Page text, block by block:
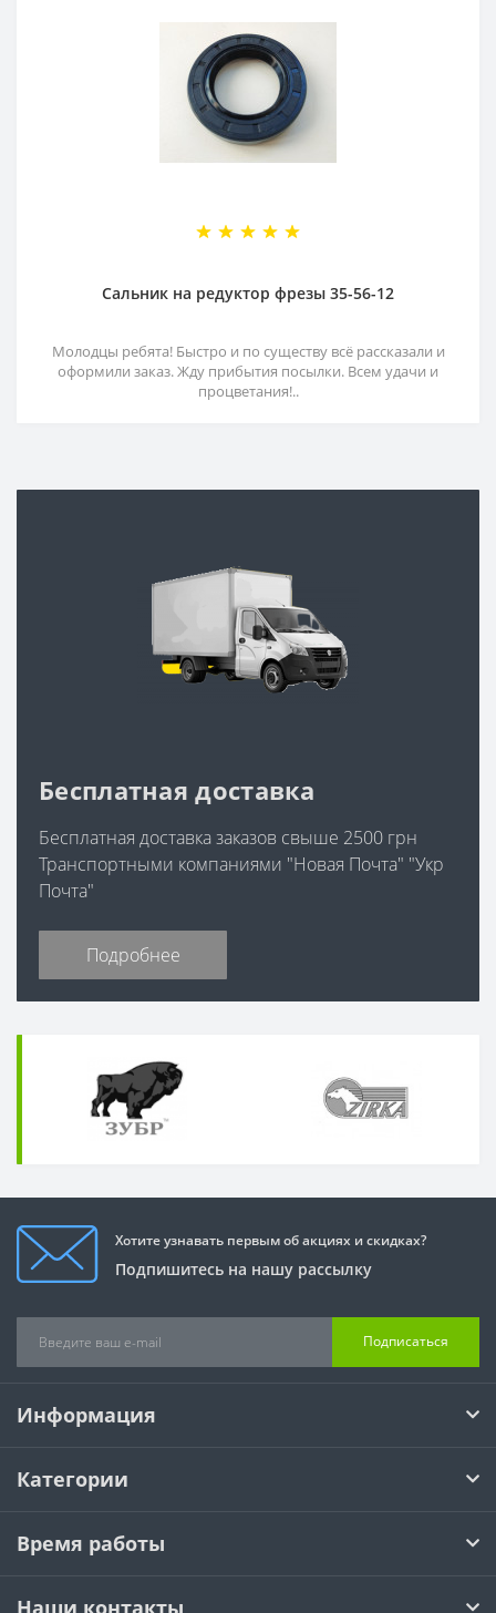
Сальник на редуктор фрезы 35-56-12
Молодцы ребята! Быстро и по существу всё рассказали и
оформили заказ. Жду прибытия посылки. Всем удачи и
процветания!..
Бесплатная доставка
Бесплатная доставка заказов свыше 2500 грн
Транспортными компаниями "Новая Почта" "Укр
Почта"
Подробнее
Хотите узнавать первым об акциях и скидках?
Подпишитесь на нашу рассылку
Подписаться
Информация
Категории
Время работы
Наши контакты